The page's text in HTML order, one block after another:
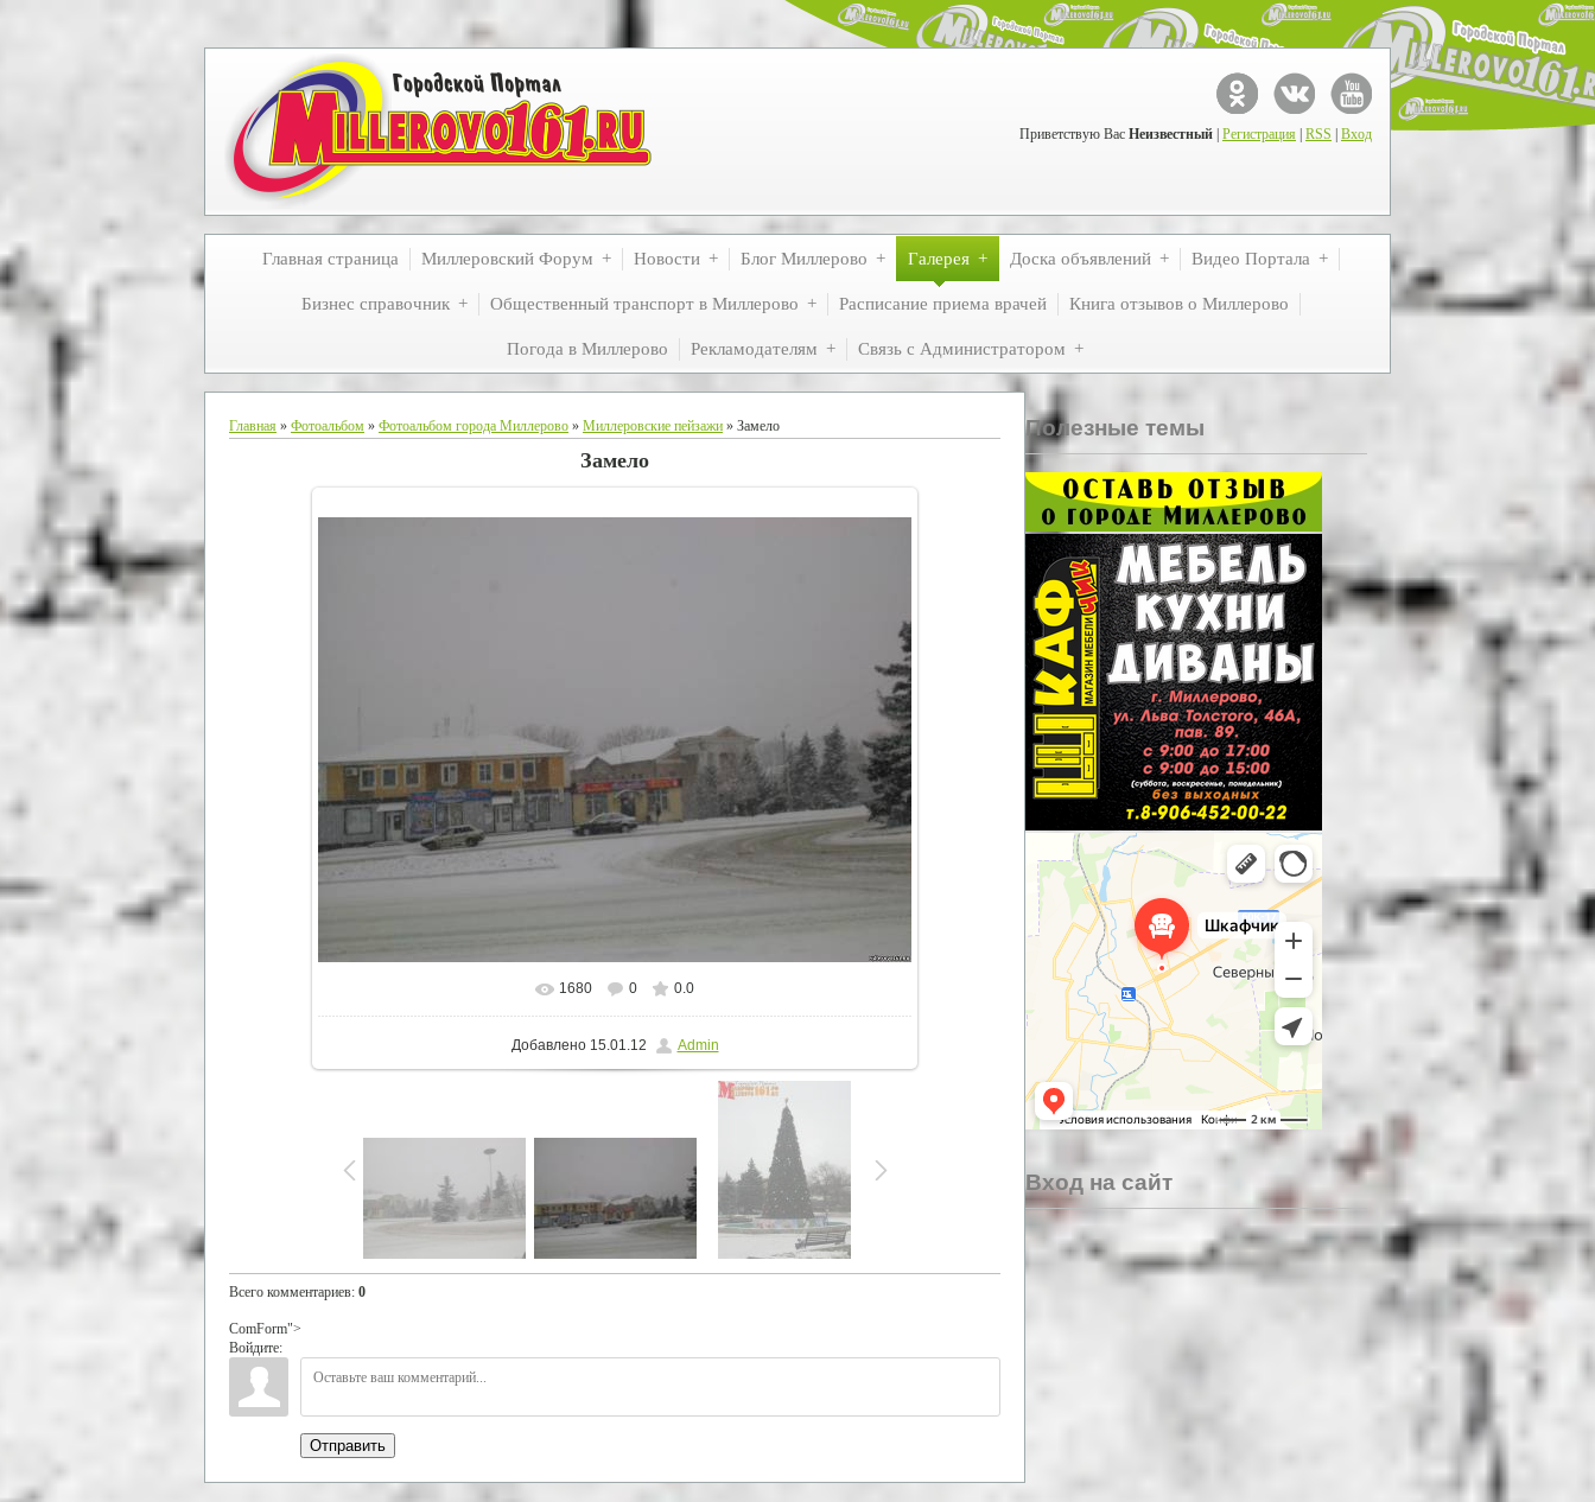
Приветствую Вас Неизвестный Регистрация RSS Вход
Главная страница Миллеровский Форум Новости Блог Миллерово Галерея Доска объявлений Видео Портала
Бизнес справочник Общественный транспорт в Миллерово Расписание приема врачей Книга отзывов о Миллерово
Погода в Миллерово Рекламодателям Связь с Администратором
Главная » Фотоальбом » Фотоальбом города Миллерово » Миллеровские пейзажи » Замело
Замело
В реальном размере 1500x1125
1680 0 0.0
Добавлено15.01.12 Admin
Всего комментариев: 0
ComForm">
Войдите:
Отправить
Полезные темы
Вход на сайт